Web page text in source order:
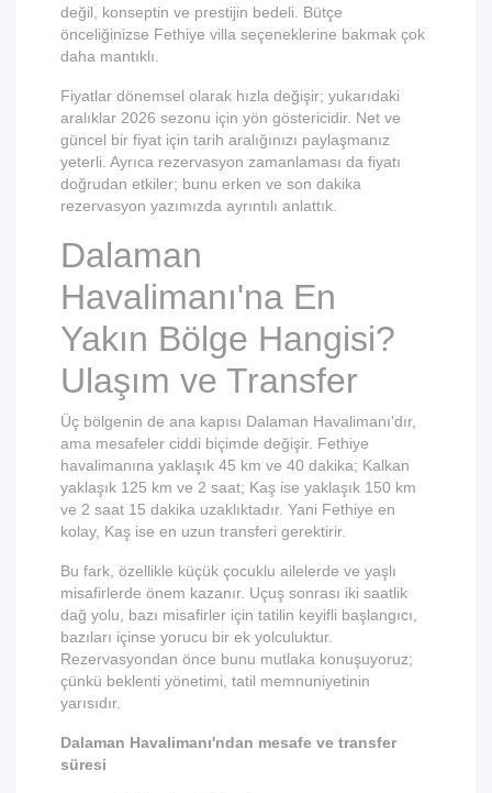
değil, konseptin ve prestijin bedeli. Bütçe
önceliğinizse Fethiye villa seçeneklerine bakmak çok
daha mantıklı.
Fiyatlar dönemsel olarak hızla değişir; yukarıdaki
aralıklar 2026 sezonu için yön göstericidir. Net ve
güncel bir fiyat için tarih aralığınızı paylaşmanız
yeterli. Ayrıca rezervasyon zamanlaması da fiyatı
doğrudan etkiler; bunu erken ve son dakika
rezervasyon yazımızda ayrıntılı anlattık.
Dalaman
Havalimanı'na En
Yakın Bölge Hangisi?
Ulaşım ve Transfer
Üç bölgenin de ana kapısı Dalaman Havalimanı'dır,
ama mesafeler ciddi biçimde değişir. Fethiye
havalimanına yaklaşık 45 km ve 40 dakika; Kalkan
yaklaşık 125 km ve 2 saat; Kaş ise yaklaşık 150 km
ve 2 saat 15 dakika uzaklıktadır. Yani Fethiye en
kolay, Kaş ise en uzun transferi gerektirir.
Bu fark, özellikle küçük çocuklu ailelerde ve yaşlı
misafirlerde önem kazanır. Uçuş sonrası iki saatlik
dağ yolu, bazı misafirler için tatilin keyifli başlangıcı,
bazıları içinse yorucu bir ek yolculuktur.
Rezervasyondan önce bunu mutlaka konuşuyoruz;
çünkü beklenti yönetimi, tatil memnuniyetinin
yarısıdır.
Dalaman Havalimanı'ndan mesafe ve transfer
süresi